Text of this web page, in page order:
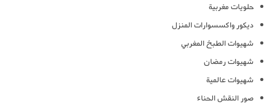
حلويات مغربية
ديكور واكسسوارات المنزل
شهيوات الطبخ المغربي
شهيوات رمضان
شهيوات عالمية
صور النقش الحناء